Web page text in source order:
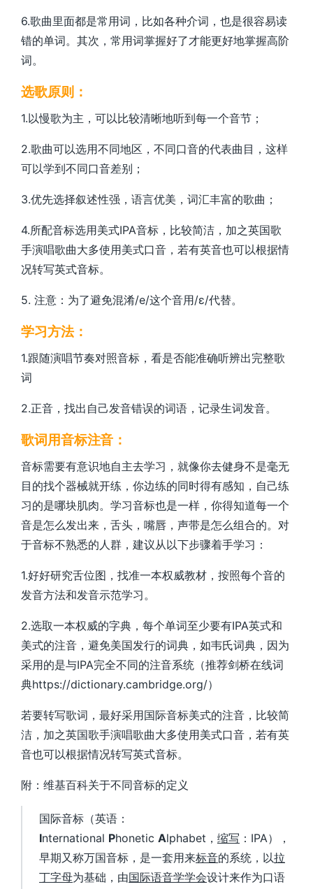
6.歌曲里面都是常用词，比如各种介词，也是很容易读
错的单词。其次，常用词掌握好了才能更好地掌握高阶
词。
选歌原则：
1.以慢歌为主，可以比较清晰地听到每一个音节；
2.歌曲可以选用不同地区，不同口音的代表曲目，这样
可以学到不同口音差别；
3.优先选择叙述性强，语言优美，词汇丰富的歌曲；
4.所配音标选用美式IPA音标，比较简洁，加之英国歌
手演唱歌曲大多使用美式口音，若有英音也可以根据情
况转写英式音标。
5. 注意：为了避免混淆/e/这个音用/ɛ/代替。
学习方法：
1.跟随演唱节奏对照音标，看是否能准确听辨出完整歌
词
2.正音，找出自己发音错误的词语，记录生词发音。
歌词用音标注音：
音标需要有意识地自主去学习，就像你去健身不是毫无
目的找个器械就开练，你边练的同时得有感知，自己练
习的是哪块肌肉。学习音标也是一样，你得知道每一个
音是怎么发出来，舌头，嘴唇，声带是怎么组合的。对
于音标不熟悉的人群，建议从以下步骤着手学习：
1.好好研究舌位图，找准一本权威教材，按照每个音的
发音方法和发音示范学习。
2.选取一本权威的字典，每个单词至少要有IPA英式和
美式的注音，避免美国发行的词典，如韦氏词典，因为
采用的是与IPA完全不同的注音系统（推荐剑桥在线词
典https://dictionary.cambridge.org/）
若要转写歌词，最好采用国际音标美式的注音，比较简
洁，加之英国歌手演唱歌曲大多使用美式口音，若有英
音也可以根据情况转写英式音标。
附：维基百科关于不同音标的定义
国际音标（英语：
International Phonetic Alphabet ， 缩写 ： IPA），
早期又称万国音标，是一套用来标音的系统，以拉
丁字母为基础，由国际语音学学会设计来作为口语